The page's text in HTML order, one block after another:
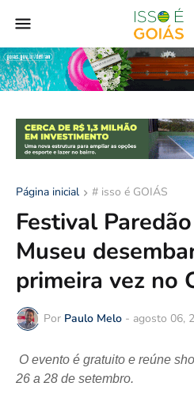
Página inicial # isso é GOIÁS
Festival
Museu
primeira vez no
Por Paulo Melo - agosto 06,
O evento é gratuito e reúne
26 a 28 de setembro.